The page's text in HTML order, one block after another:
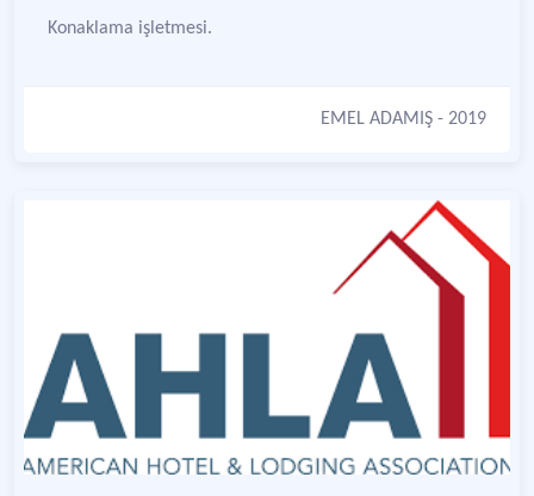
Konaklama işletmesi.
EMEL ADAMIŞ - 2019